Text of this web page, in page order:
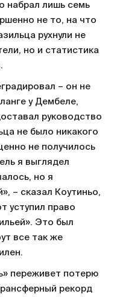
набрал лишь семь
не то, на что
рухнули не
но и статистика
– он не
у Дембеле,
руководство
не было никакого
не получилось
я выглядел
но я
– сказал Коутиньо,
уступил право
Это был
все так же
переживет потерю
рекорд